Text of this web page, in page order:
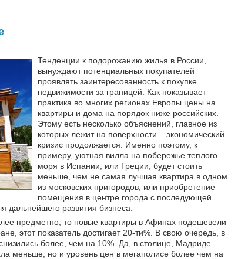
Тенденции к подорожанию жилья в России,
вынуждают потенциальных покупателей
проявлять заинтересованность к покупке
недвижимости за границей. Как показывает
практика во многих регионах Европы цены на
квартиры и дома на порядок ниже российских.
Этому есть несколько объяснений, главное из
которых лежит на поверхности – экономический
кризис продолжается. Именно поэтому, к
примеру, уютная вилла на побережье теплого
моря в Испании, или Греции, будет стоить
меньше, чем не самая лучшая квартира в одном
из московских пригородов, или приобретение
помещения в центре города с последующей
дальнейшего развития бизнеса.
предметно, то новые квартиры в Афинах подешевели
этот показатель достигает 20-ти%. В свою очередь, в
более, чем на 10%. Да, в столице, Мадриде
меньше, но и уровень цен в мегаполисе более чем на